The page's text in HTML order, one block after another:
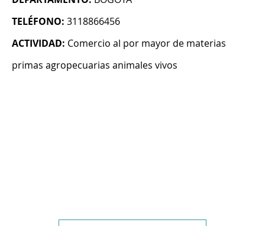
TELÉFONO: 3118866456
ACTIVIDAD: Comercio al por mayor de materias
primas agropecuarias animales vivos